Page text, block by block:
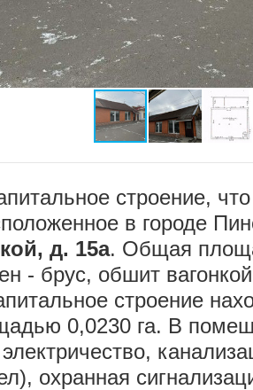
строение,
в городе
д. 15а. Общая
- брус, обшит
строение
0,0230 га. В
охранная